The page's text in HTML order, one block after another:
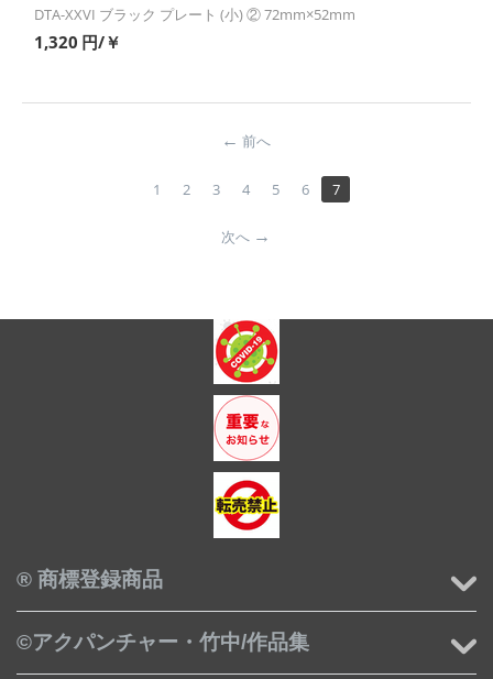
DTA-XXVI ブラック プレート (小) ② 72mm×52mm
1,320 円/￥
前へ
1 2 3 4 5 6 7
次へ
® 商標登録商品
©アクパンチャー・竹中/作品集